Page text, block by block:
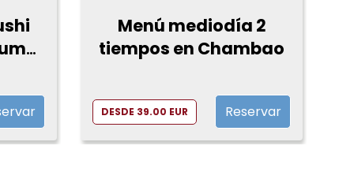
Menú mediodía 2
tiempos en Chambao
DESDE 39.00 EUR Reservar